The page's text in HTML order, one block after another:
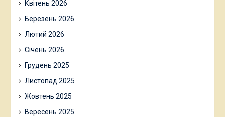
Квітень 2026
Березень 2026
Лютий 2026
Січень 2026
Грудень 2025
Листопад 2025
Жовтень 2025
Вересень 2025